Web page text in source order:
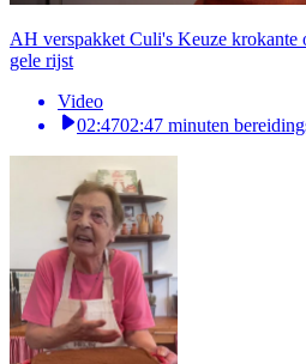
AH verspakket Culi's Keuze krokante
gele rijst
Video
02:4702:47 minuten